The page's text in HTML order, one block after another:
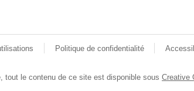
Politique de confidentialité
tout le contenu de ce site est disponible sousCreative